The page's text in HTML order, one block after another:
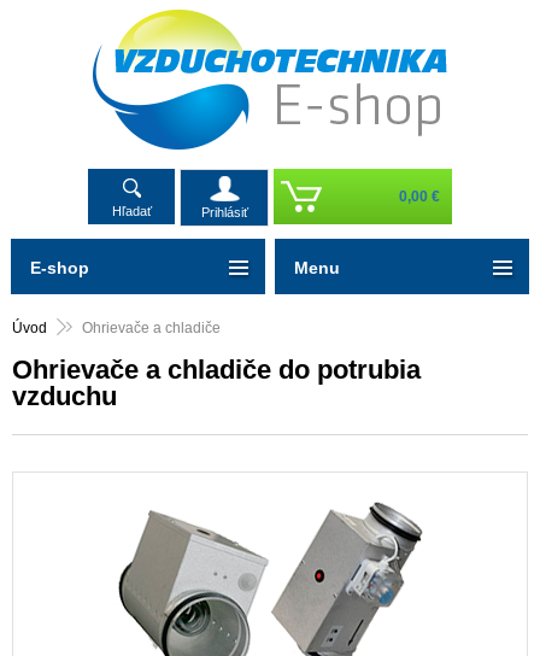
Hľadať Prihlásiť
0,00 €
Úvod Ohrievače a chladiče
Ohrievače a chladiče do potrubia
vzduchu
E-shop Menu